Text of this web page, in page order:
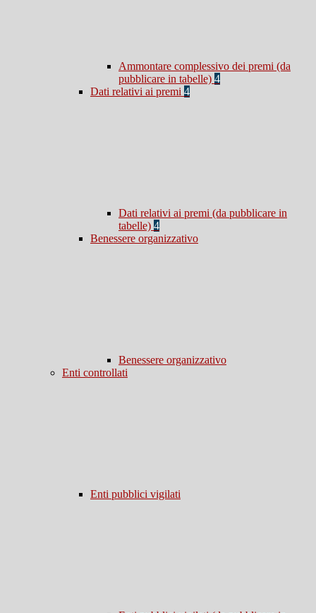
Ammontare complessivo dei premi (da
pubblicare in tabelle) 4
Dati relativi ai premi 4
Dati relativi ai premi (da pubblicare in
tabelle) 4
Benessere organizzativo
Benessere organizzativo
Enti controllati
Enti pubblici vigilati